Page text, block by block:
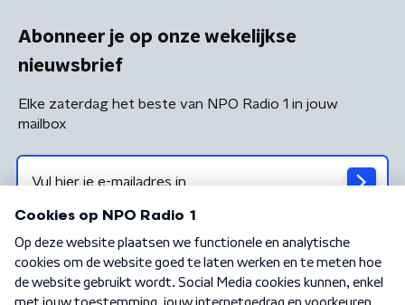
Abonneer je op onze wekelijkse
nieuwsbrief
Elke zaterdag het beste van NPO Radio 1 in jouw
mailbox
Algemene voorwaarden